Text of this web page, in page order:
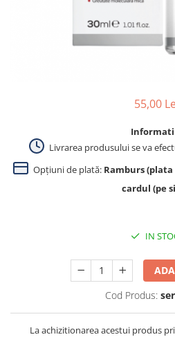
55,00
Livrarea produsului se va
Opțiuni de plată: Ramburs
cardul (pe
IN
Cod Produs:
La achizitionarea acestui produs